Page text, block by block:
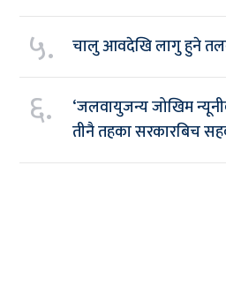
५. चालु आवदेखि लागु हुने
६.
‘जलवायुजन्य जोखिम
तीनै तहका सरकारबिच